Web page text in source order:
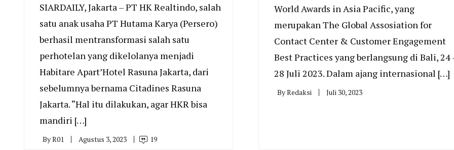
SIARDAILY, Jakarta – PT HK Realtindo, salah
satu anak usaha PT Hutama Karya (Persero)
berhasil mentransformasi salah satu
perhotelan yang dikelolanya menjadi
Habitare Apart’Hotel Rasuna Jakarta, dari
sebelumnya bernama Citadines Rasuna
Jakarta. “Hal itu dilakukan, agar HKR bisa
mandiri […]
ByR01 Agustus 3, 2023 19
World Awards in Asia Pacific, yang
merupakan The Global Assosiation for
Contact Center & Customer Engagement
Best Practices yang berlangsung di Bali, 24
28 Juli 2023. Dalam ajang internasional […]
ByRedaksi Juli 30, 2023